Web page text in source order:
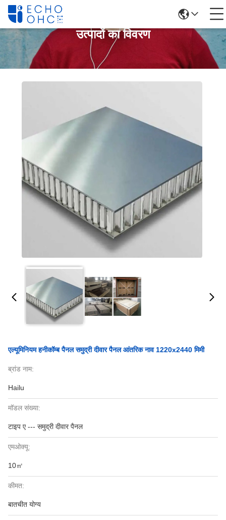
उत्पादों का विवरण
एल्यूमिनियम हनीकॉम्ब पैनल समुद्री दीवार पैनल आंतरिक नाव 1220x2440 मिमी
ब्रांड नाम:
Hailu
मॉडल संख्या:
टाइप ए --- समुद्री दीवार पैनल
एमओक्यू:
10㎡
कीमत:
बातचीत योग्य